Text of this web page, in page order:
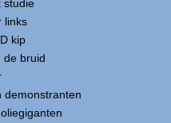
studie
links
kip
de bruid
demonstranten